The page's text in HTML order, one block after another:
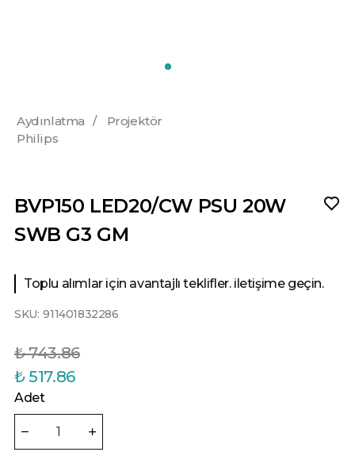
Aydınlatma /
Projektör
Philips
BVP150 LED20/CW PSU 20W
SWB G3 GM
Toplu alımlar için avantajlı teklifler. iletişime geçin.
SKU: 911401832286
₺ 743.86
₺ 517.86
Adet